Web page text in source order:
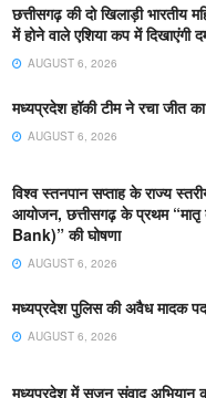
छत्तीसगढ़ की दो खिलाड़ी भारतीय
में होने वाले एशिया कप में दिखाएंगी
AUGUST 6, 2026
मध्यप्रदेश हॉकी टीम ने रचा जीत
AUGUST 6, 2026
विश्व स्तनपान सप्ताह के राज्य
आयोजन, छत्तीसगढ़ के प्रथम
Bank)” की घोषणा
AUGUST 6, 2026
मध्यप्रदेश पुलिस की अवैध मादक
AUGUST 6, 2026
मध्यप्रदेश में सृजन संवाद अभियान